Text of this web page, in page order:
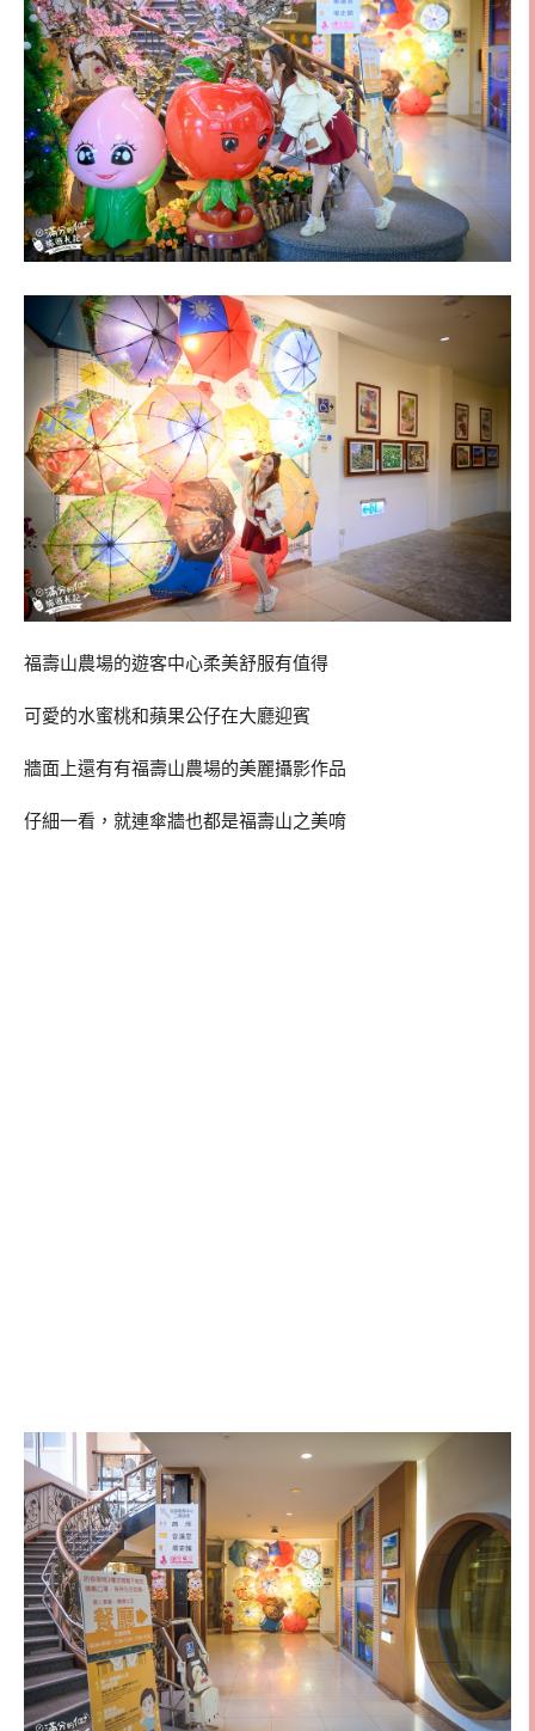
福壽山農場的遊客中心柔美舒服有值得
可愛的水蜜桃和蘋果公仔在大廳迎賓
牆面上還有有福壽山農場的美麗攝影作品
仔細一看，就連傘牆也都是福壽山之美唷